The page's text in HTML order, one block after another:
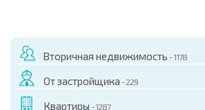
Вторичная недвижимость - 1178
От застройщика - 229
Квартиры - 1287